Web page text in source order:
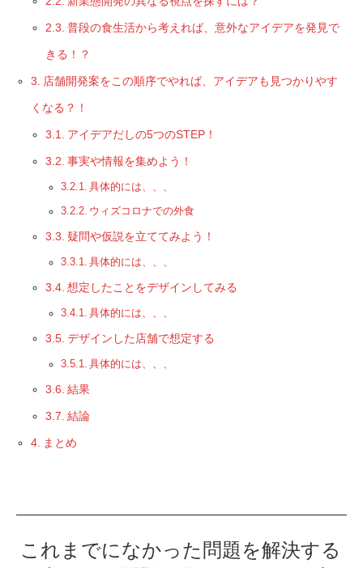
普段の食生活から考えれば、意外なアイデアを発見で
きる！？
店舗開発案をこの順序でやれば、アイデアも見つかりやす
くなる？！
アイデアだしの5つのSTEP！
事実や情報を集めよう！
具体的には、、、
ウィズコロナでの外食
疑問や仮説を立ててみよう！
具体的には、、、
想定したことをデザインしてみる
具体的には、、、
デザインした店舗で想定する
具体的には、、、
結果
結論
まとめ
これまでになかった問題を解決する